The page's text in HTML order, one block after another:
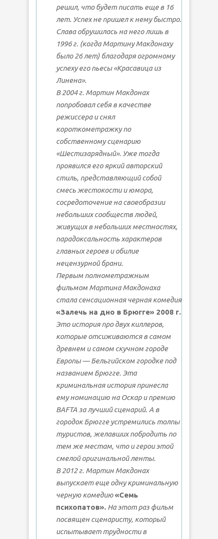
решил, что будет писать еще в 16
лет. Успех не пришел к нему быстро.
Слава обрушилась на него лишь в
1996 г. (когда Мартину Макдонаху
было 26 лет) благодаря огромному
успеху его пьесы «Красавица из
Линена».
В 2004 г. Мартин Макдонах
попробовал себя в качестве
режиссера и снял
короткометражку по
собственному сценарию
«Шестизарядный». Уже тогда
проявился его яркий авторский
стиль, представляющий собой
смесь жестокости и юмора,
сосредоточение на своеобразии
небольших сообществ людей,
живущих в небольших местностях,
парадоксальность характеров
главных героев и обилие
нецензурной брани.
Первым полнометражным
фильмом Мартина Макдонаха
стала сенсационная черная комедия
«Залечь на дно в Брюгге» 2008 г.
Это история про двух киллеров,
которые отсиживаются в самом
древнем и самом скучном городе
Европы — Бельгийском городке под
названием Брюгге. Эта
криминальная история принесла
ему номинацию на Оскар и премию
BAFTA за лучший сценарий. А в
городок Брюгге устремились толпы
туристов, желавших побродить по
тем же местам, что и герои этой
смелой оригинальной ленты.
В 2012 г. Мартин Макдонах
выпускает еще одну криминальную
черную комедию«Семь
психопатов». На этот раз фильм
посвящен сценаристу, который
испытывает трудности в